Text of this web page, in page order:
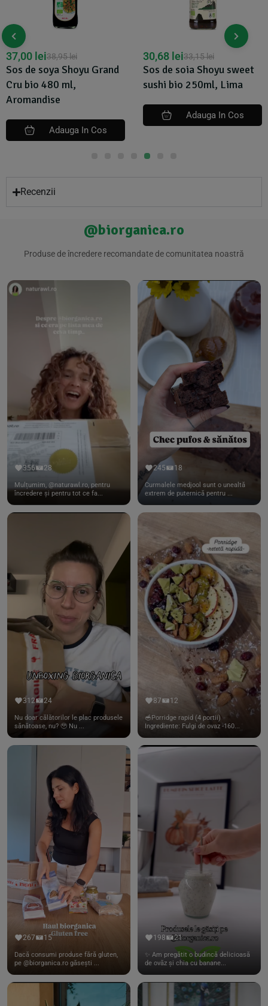
Sos de soya Shoyu Grand
Cru bio 480 ml,
Aromandise
38,95lei
37,00 lei
Adauga In Cos
Sos de soia Shoyu sweet
sushi bio 250ml, Lima
33,15lei
30,68 lei
Adauga In Cos
Recenzii
@biorganica.ro
Produse de încredere recomandate de comunitatea noastră
356 28
Mulțumim, @naturawl.ro, pentru
încredere și pentru tot ce fa...
245 18
Curmalele medjool sunt o unealtă
extrem de puternică pentru ...
312 24
Nu doar călătorilor le plac produsele
sănătoase, nu? 🥹 Nu ...
87 12
🥣Porridge rapid (4 portii)
Ingrediente: Fulgi de ovaz -160...
267 15
Dacă consumi produse fără gluten,
pe @biorganica.ro găsești ...
198 21
✨ Am pregătit o budincă delicioasă
de ovăz și chia cu banane...